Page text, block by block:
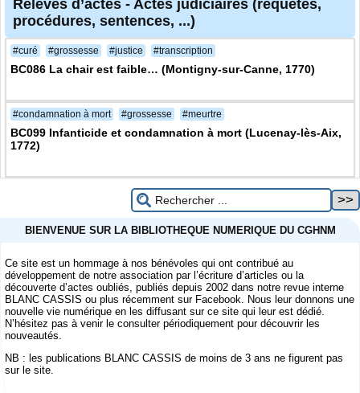
Relevés d’actes - Actes judiciaires (requêtes,
procédures, sentences, ...)
#curé #grossesse #justice #transcription
BC086 La chair est faible… (Montigny-sur-Canne, 1770)
#condamnation à mort #grossesse #meurtre
BC099 Infanticide et condamnation à mort (Lucenay-lès-Aix,
1772)
BIENVENUE SUR LA BIBLIOTHEQUE NUMERIQUE DU CGHNM
Ce site est un hommage à nos bénévoles qui ont contribué au
développement de notre association par l’écriture d’articles ou la
découverte d’actes oubliés, publiés depuis 2002 dans notre revue interne
BLANC CASSIS ou plus récemment sur Facebook. Nous leur donnons une
nouvelle vie numérique en les diffusant sur ce site qui leur est dédié.
N’hésitez pas à venir le consulter périodiquement pour découvrir les
nouveautés.
NB : les publications BLANC CASSIS de moins de 3 ans ne figurent pas
sur le site.